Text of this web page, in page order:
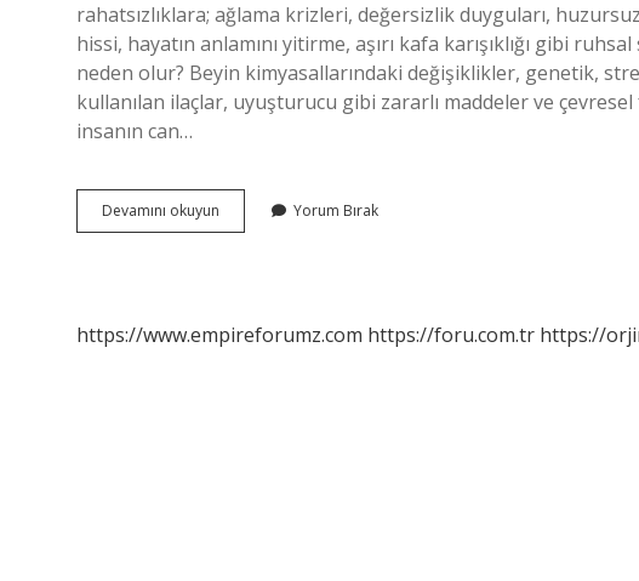
rahatsızlıklara; ağlama krizleri, değersizlik duyguları,
hissi, hayatın anlamını yitirme, aşırı kafa karışıklığı gibi
neden olur? Beyin kimyasallarındaki değişiklikler, genetik,
kullanılan ilaçlar, uyuşturucu gibi zararlı maddeler ve
insanın can…
Devamını okuyun
Sıkıntısı
Yorum Bırak
https://www.empireforumz.com https://foru.com.tr https://